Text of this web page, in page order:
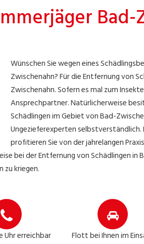
Wünschen Sie wegen eines
Zwischenahn? Für die Entfernung von
Zwischenahn. Sofern es mal zum
Ansprechpartner. Natürlicherweise
Schädlingen im Gebiet von Bad-
Ungezieferexperten
profitieren Sie von der jahrelangen
bei der Entfernung von Schädlingen in
zu kriegen.
Uhr erreichbar Flott bei Ihnen im